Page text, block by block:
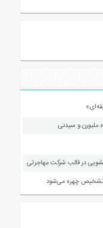
ملبورن و سیدنی
تشخیص چهره می‌شود